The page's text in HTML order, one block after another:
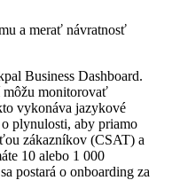
a merať návratnosť
Business Dashboard.
môžu monitorovať
vykonáva jazykové
plynulosti, aby priamo
zákazníkov (CSAT) a
10 alebo 1 000
postará o onboarding za